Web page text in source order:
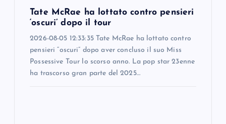
Tate McRae ha lottato contro pensieri
‘oscuri’ dopo il tour
2026-08-05 12:33:35 Tate McRae ha lottato contro
pensieri “oscuri” dopo aver concluso il suo Miss
Possessive Tour lo scorso anno. La pop star 23enne
ha trascorso gran parte del 2025…